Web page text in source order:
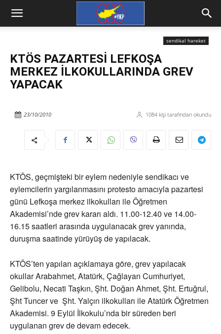
sendikal hareket
KTÖS PAZARTESİ LEFKOŞA
MERKEZ İLKOKULLARINDA GREV
YAPACAK
1084 kişi tarafından okundu
23/10/2010
KTÖS, geçmişteki bir eylem nedeniyle sendikacı ve
eylemcilerin yargılanmasını protesto amacıyla pazartesi
günü Lefkoşa merkez ilkokulları ile Öğretmen
Akademisi’nde grev kararı aldı. 11.00-12.40 ve 14.00-
16.15 saatleri arasında uygulanacak grev yanında,
duruşma saatinde yürüyüş de yapılacak.
KTÖS’ten yapılan açıklamaya göre, grev yapılacak
okullar Arabahmet, Atatürk, Çağlayan Cumhuriyet,
Gelibolu, Necati Taşkın, Şht. Doğan Ahmet, Şht. Ertuğrul,
Şht Tuncer ve Şht. Yalçın ilkokulları ile Atatürk Öğretmen
Akademisi. 9 Eylül İlkokulu’nda bir süreden beri
uygulanan grev de devam edecek.